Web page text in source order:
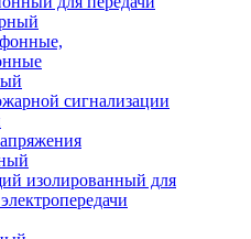
сигнализации
изолированный для